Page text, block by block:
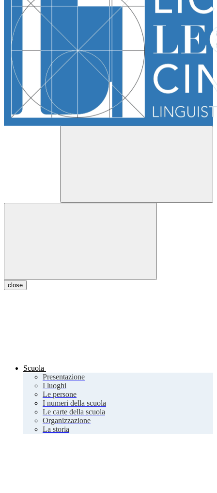
close
Scuola
Presentazione
I luoghi
Le persone
I numeri della scuola
Le carte della scuola
Organizzazione
La storia